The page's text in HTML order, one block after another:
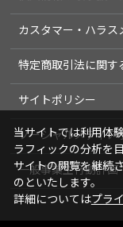
カスタマー・ハラ
特定商取引法に関す
サイトポリシー
ソーシャルメディア
一般事業主行動計画
当サイトでは利用体
ラフィックの分析を
サイトの閲覧を継続
のといたします。
詳細についてはプラ